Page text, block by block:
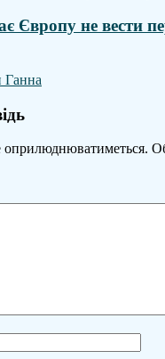
Європу не вести
Ганна
оприлюднюватиметься.